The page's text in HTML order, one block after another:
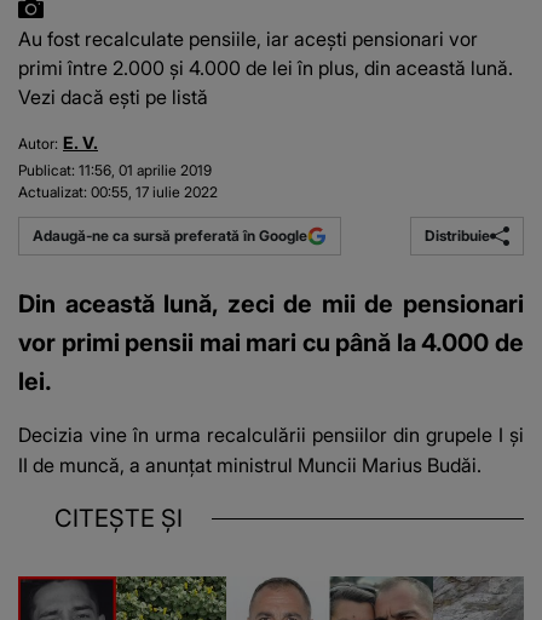
Au fost recalculate pensiile, iar acești pensionari vor
primi între 2.000 și 4.000 de lei în plus, din această lună.
Vezi dacă ești pe listă
Autor: E. V.
Publicat: 11:56, 01 aprilie 2019
Actualizat: 00:55, 17 iulie 2022
Adaugă-ne ca sursă preferată în Google Distribuie
Din această lună, zeci de mii de pensionari
vor primi pensii mai mari cu până la 4.000 de
lei.
Decizia vine în urma recalculării pensiilor din grupele I şi
II de muncă, a anunţat ministrul Muncii Marius Budăi.
CITEȘTE ȘI